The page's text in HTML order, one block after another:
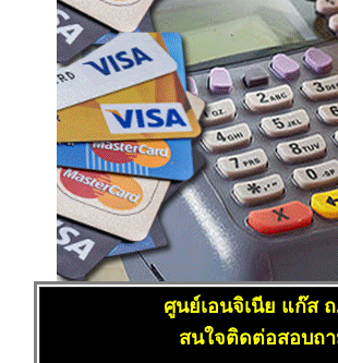
ศูนย์เอนจิเนีย แก๊ส
สนใจติดต่อสอบถา